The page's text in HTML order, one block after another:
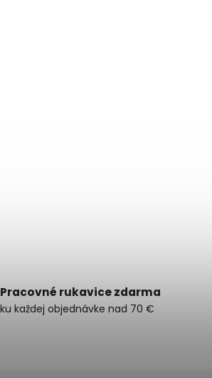
Pracovné rukavice zdarma
ku každej objednávke nad 70 €